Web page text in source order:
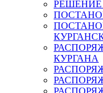
РЕШЕНИЕ
КУРГАНА